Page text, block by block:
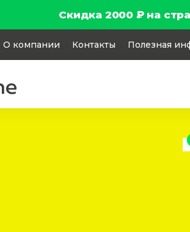
Скидка 2000 ₽ на
О компании Контакты Полезная